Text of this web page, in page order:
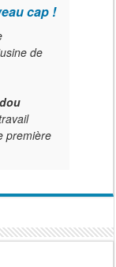
cap !
de
première